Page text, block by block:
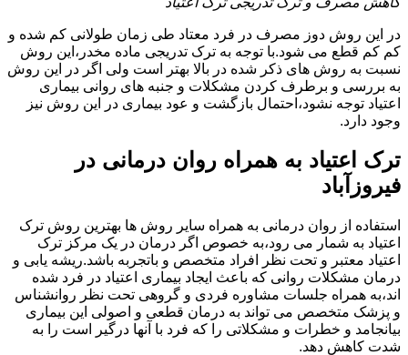
در این روش دوز مصرف در فرد معتاد طی زمان طولانی کم شده و
کم کم قطع می شود.با توجه به ترک تدریجی ماده مخدر،این روش
نسبت به روش های ذکر شده در بالا بهتر است ولی اگر در این روش
به بررسی و برطرف کردن مشکلات و جنبه های روانی بیماری
اعتیاد توجه نشود،احتمال بازگشت و عود بیماری در این روش نیز
وجود دارد.
ترک اعتیاد به همراه روان درمانی در
فیروزآباد
استفاده از روان درمانی به همراه سایر روش ها بهترین روش ترک
اعتیاد به شمار می رود،به خصوص اگر درمان در یک مرکز ترک
اعتیاد معتبر و تحت نظر افراد متخصص و باتجربه باشد.ریشه یابی و
درمان مشکلات روانی که باعث ایجاد بیماری اعتیاد در فرد شده
اند،به همراه جلسات مشاوره فردی و گروهی تحت نظر روانشناس
و پزشک متخصص می تواند به درمان قطعی و اصولی این بیماری
بیانجامد و خطرات و مشکلاتی را که فرد با آنها درگیر است را به
شدت کاهش دهد.